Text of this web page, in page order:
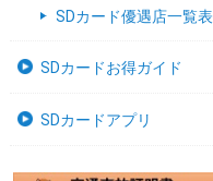
SDカード優遇店一覧表
SDカードお得ガイド
SDカードアプリ